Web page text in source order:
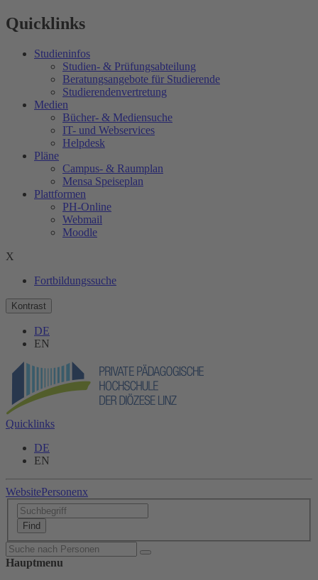
Quicklinks
Studieninfos
Studien- & Prüfungsabteilung
Beratungsangebote für Studierende
Studierendenvertretung
Medien
Bücher- & Mediensuche
IT- und Webservices
Helpdesk
Pläne
Campus- & Raumplan
Mensa Speiseplan
Plattformen
PH-Online
Webmail
Moodle
X
Fortbildungssuche
Kontrast
DE
EN
Quicklinks
DE
EN
WebsitePersonenx
Hauptmenu